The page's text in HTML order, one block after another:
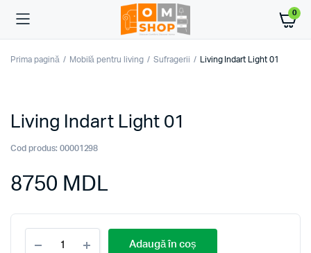
0
Prima pagină Mobilă pentru living Sufragerii Living Indart Light 01
Living Indart Light 01
Cod produs: 00001298
8750 MDL
Indart
Adaugă în coș